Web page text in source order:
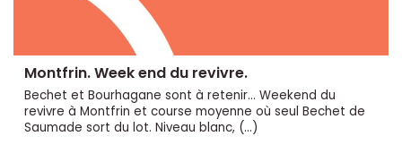
Montfrin. Week end du revivre.
Bechet et Bourhagane sont à retenir... Weekend du
revivre à Montfrin et course moyenne où seul Bechet de
Saumade sort du lot. Niveau blanc, (…)